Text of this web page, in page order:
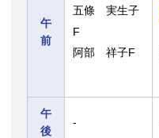
午
前
五條 実生子
F
阿部 祥子F
午
後
-